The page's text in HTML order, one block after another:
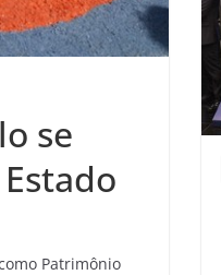
se
Patrimônio